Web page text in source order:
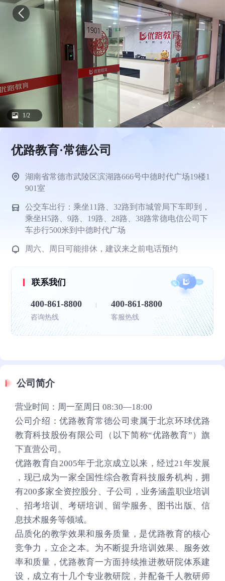
1/2
优路教育·常德公司
湖南省常德市武陵区滨湖路666号中德时代广场19楼1
901室
公交车出行：乘坐11路、32路到市城管局下车即到，
乘坐H5路、9路、19路、28路、38路常德电信公司下
车步行500米到中德时代广场
周六、周日可能排休，建议来之前电话预约
联系我们
400-861-8800
咨询热线
400-861-8800
客服热线
公司简介
营业时间：周一至周日 08:30—18:00
公司介绍：优路教育常德公司隶属于北京环球优路
教育科技股份有限公司（以下简称“优路教育”）旗
下直营公司。
优路教育自2005年于北京成立以来，经过21年发展
，现已成为一家全国性综合教育科技服务机构，拥
有200多家全资控股分、子公司，业务涵盖职业培训
、招考培训、考研培训、留学服务、图书出版、信
息技术服务等领域。
品质化的教学效果和服务质量，是优路教育的核心
竞争力，立企之本。为不断提升培训效果、服务效
率和质量，优路教育一方面持续推进教研院体系建
设，成立有十几个专业教研院，并配备千人教研师